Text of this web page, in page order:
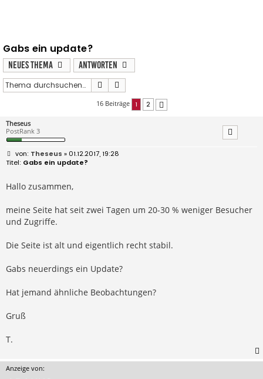
Gabs ein update?
Neues Thema
Antworten
Suche
16 Beiträge 1 2
Theseus
PostRank 3
B
e
i
r
a
Theseus » 01.12.2017, 19:28
Gabs ein update?
Hallo zusammen,
meine Seite hat seit zwei Tagen um 20-30 % weniger Besucher
und Zugriffe.
Die Seite ist alt und eigentlich recht stabil.
Gabs neuerdings ein Update?
Hat jemand ähnliche Beobachtungen?
Gruß
T.
Anzeige von: